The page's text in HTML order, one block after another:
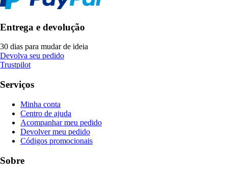
Entrega e devolução
30 dias para mudar de ideia
Devolva seu pedido
Trustpilot
Serviços
Minha conta
Centro de ajuda
Acompanhar meu pedido
Devolver meu pedido
Códigos promocionais
Sobre